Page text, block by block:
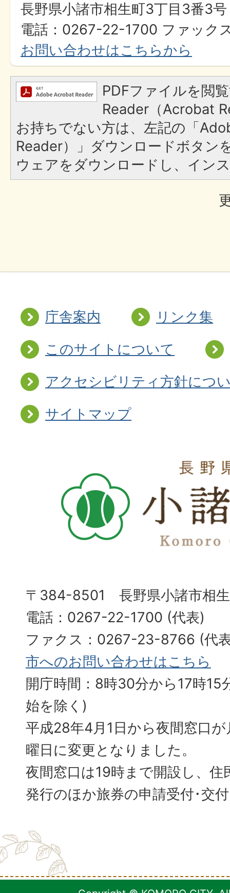
長野県小諸市相生町3丁目3番3号
電話：0267-22-1700 ファック
お問い合わせはこちらから
PDFファイルを閲
Reader（Acrobat
お持ちでない方は、左記の「
Reader）」ダウンロードボタン
ウェアをダウンロードし、イン
庁舎案内
リンク集
このサイトについて
アクセシビリティ方針につ
サイトマップ
〒384-8501 長野県小諸市相
電話：0267-22-1700 (代表)
ファクス：0267-23-8766 (
市へのお問い合わせはこちら
開庁時間：8時30分から17時15
始を除く)
平成28年4月1日から夜間窓口
曜日に変更となりました。
夜間窓口は19時まで開設し、住
発行のほか旅券の申請受付･交